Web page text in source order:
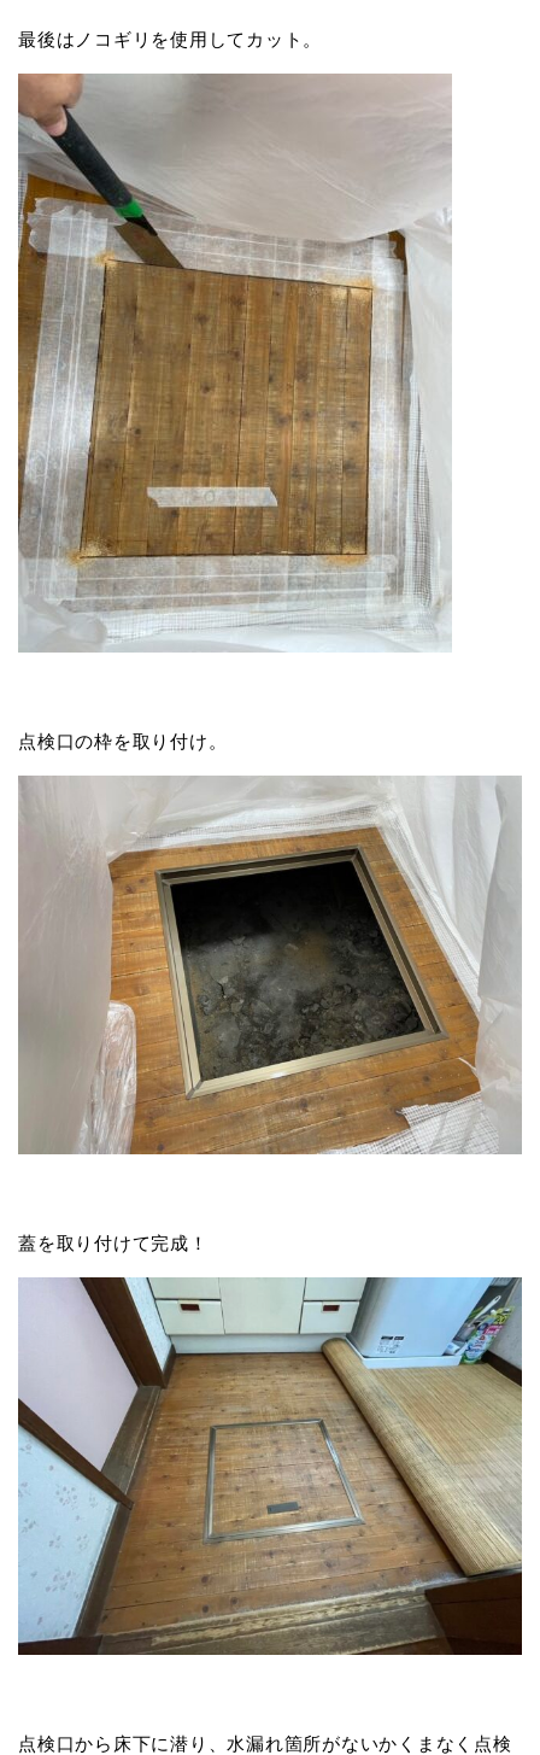
最後はノコギリを使用してカット。
点検口の枠を取り付け。
蓋を取り付けて完成！
点検口から床下に潜り、水漏れ箇所がないかくまなく点検